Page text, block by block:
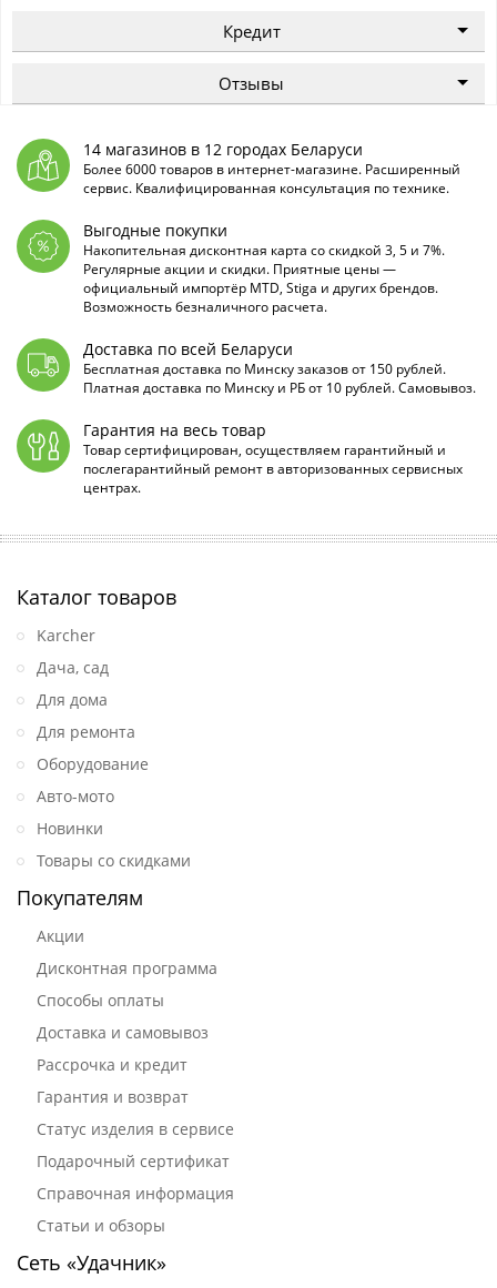
Кредит
Отзывы
14 магазинов в 12 городах Беларуси
Более 6000 товаров в интернет-магазине. Расширенный
сервис. Квалифицированная консультация по технике.
Выгодные покупки
Накопительная дисконтная карта со скидкой 3, 5 и 7%.
Регулярные акции и скидки. Приятные цены —
официальный импортёр MTD, Stiga и других брендов.
Возможность безналичного расчета.
Доставка по всей Беларуси
Бесплатная доставка по Минску заказов от 150 рублей.
Платная доставка по Минску и РБ от 10 рублей. Самовывоз.
Гарантия на весь товар
Товар сертифицирован, осуществляем гарантийный и
послегарантийный ремонт в авторизованных сервисных
центрах.
Каталог товаров
Karcher
Дача, сад
Для дома
Для ремонта
Оборудование
Авто-мото
Новинки
Товары со скидками
Покупателям
Акции
Дисконтная программа
Способы оплаты
Доставка и самовывоз
Рассрочка и кредит
Гарантия и возврат
Статус изделия в сервисе
Подарочный сертификат
Справочная информация
Статьи и обзоры
Сеть «Удачник»